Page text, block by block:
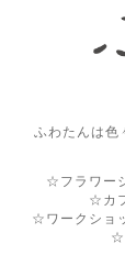
ふわたんは色
☆フラワー
☆カ
☆ワークショ
☆